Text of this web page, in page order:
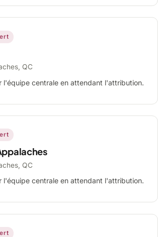
QC
l'équipe centrale en attendant l'attribution.
QC
l'équipe centrale en attendant l'attribution.